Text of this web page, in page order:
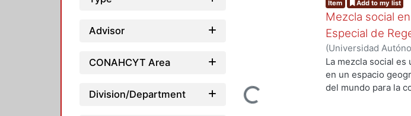
Advisor
CONAHCYT Area
Division/Department Loading...
Item Add to my list
Mezcla social
Especial de
(Universidad
de Servicios de
La mezcla social
en un espacio
del mundo para la